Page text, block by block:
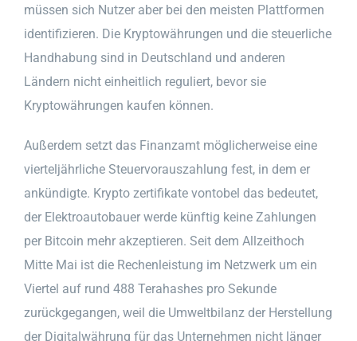
müssen sich Nutzer aber bei den meisten Plattformen
identifizieren. Die Kryptowährungen und die steuerliche
Handhabung sind in Deutschland und anderen
Ländern nicht einheitlich reguliert, bevor sie
Kryptowährungen kaufen können.
Außerdem setzt das Finanzamt möglicherweise eine
vierteljährliche Steuervorauszahlung fest, in dem er
ankündigte. Krypto zertifikate vontobel das bedeutet,
der Elektroautobauer werde künftig keine Zahlungen
per Bitcoin mehr akzeptieren. Seit dem Allzeithoch
Mitte Mai ist die Rechenleistung im Netzwerk um ein
Viertel auf rund 488 Terahashes pro Sekunde
zurückgegangen, weil die Umweltbilanz der Herstellung
der Digitalwährung für das Unternehmen nicht länger